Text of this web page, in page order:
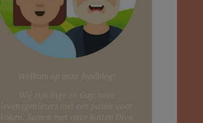
Welkom op onze foodblog!
Wij zijn Inge en Guy, twee
levensgenieters met een passie voor
koken. Samen met onze katten Diva